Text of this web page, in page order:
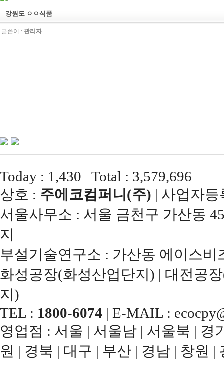
강원도 ㅇㅇ식품
글쓴이 : 관리자
.
Today : 1,430 Total : 3,579,696
상호 : 주에코컴퍼니(주) | 사업자등
서울사무소 : 서울 금천구 가산동
지
부설기술연구소 : 가산동 에이스비
화성공장(화성산업단지) | 대전공
지)
TEL : 1800-6074 | E-MAIL :
영업점 : 서울 | 서울남 | 서울북 | 경
원 | 경북 | 대구 | 부산 | 경남 | 창원 |